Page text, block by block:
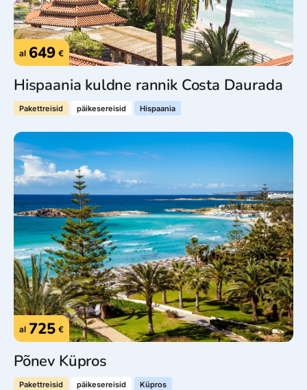
al 649 €
Hispaania kuldne rannik Costa Daurada
Pakettreisid päikesereisid Hispaania
al 725 €
Põnev Küpros
Pakettreisid päikesereisid Küpros